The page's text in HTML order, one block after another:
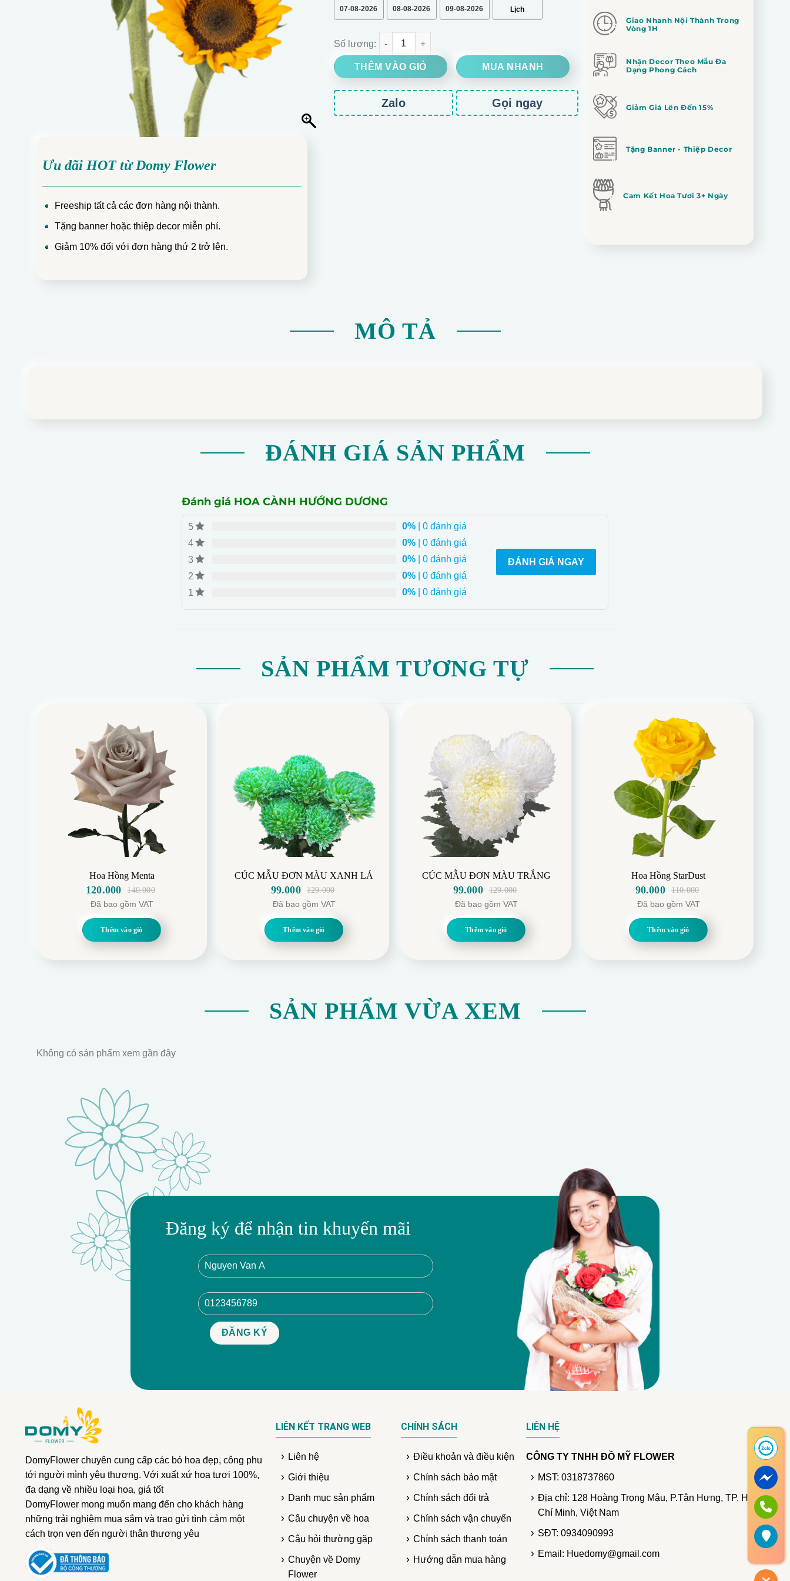
Ưu đãi HOT từ Domy Flower
Freeship tất cả các đơn hàng nội thành.
Tặng banner hoặc thiệp decor miễn phí.
Giảm 10% đối với đơn hàng thứ 2 trở lên.
07-08-2026 08-08-2026 09-08-2026
HOA CÀNH HƯỚNG DƯƠNG số lượng
THÊM VÀO GIỎ MUA NHANH
Zalo Gọi ngay
Giao Nhanh Nội Thành Trong
Vòng 1H
Nhận Decor Theo Mẫu Đa
Dạng Phong Cách
Giảm Giá Lên Đến 15%
Tặng Banner - Thiệp Decor
Cam Kết Hoa Tươi 3+ Ngày
MÔ TẢ
ĐÁNH GIÁ SẢN PHẨM
Đánh giá HOA CÀNH HƯỚNG DƯƠNG
5 0%| 0 đánh giá
4
0%| 0 đánh giá
3
0%| 0 đánh giá
2
0%| 0 đánh giá
1
0%| 0 đánh giá
ĐÁNH GIÁ NGAY
SẢN PHẨM TƯƠNG TỰ
Hoa Hồng Menta
140.000
là:
140.000.
120.000
tại
là:
Đã bao gồm VAT
Thêm vào giỏ
CÚC MẪU ĐƠN MÀU XANH LÁ
129.000
99.000
Đã bao gồm VAT
Thêm vào giỏ
CÚC MẪU ĐƠN MÀU TRẮNG
129.000
99.000
Đã bao gồm VAT
Thêm vào giỏ
Hoa Hồng StarDust
110.000
90.000
Đã bao gồm VAT
Thêm vào giỏ
SẢN PHẨM VỪA XEM
Không có sản phẩm xem gần đây
Đăng ký để nhận tin khuyến mãi
DomyFlower chuyên cung cấp các bó hoa đẹp, công phu
tới người mình yêu thương. Với xuất xứ hoa tươi 100%,
đa dạng về nhiều loại hoa, giá tốt
DomyFlower mong muốn mang đến cho khách hàng
những trải nghiệm mua sắm và trao gửi tình cảm một
cách trọn vẹn đến người thân thương yêu
LIÊN KẾT TRANG WEB
Liên hệ
Giới thiệu
Danh mục sản phẩm
Câu chuyện về hoa
Câu hỏi thường gặp
Chuyện về Domy
Flower
CHÍNH SÁCH
Điều khoản và điều kiện
Chính sách bảo mật
Chính sách đổi trả
Chính sách vận chuyển
Chính sách thanh toán
Hướng dẫn mua hàng
LIÊN HỆ
CÔNG TY TNHH ĐỒ MỸ FLOWER
MST: 0318737860
Địa chỉ: 128 Hoàng Trọng Mậu, P.Tân Hưng, TP. Hồ
Chí Minh, Việt Nam
SĐT: 0934090993
Email: Huedomy@gmail.com